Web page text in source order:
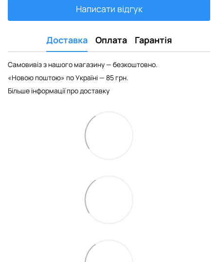
Написати відгук
Доставка Оплата Гарантія
Самовивіз з нашого магазину — безкоштовно.
«Новою поштою» по Україні — 85 грн.
Більше інформації про доставку